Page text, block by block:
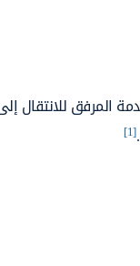
المرفق للانتقال
[1]